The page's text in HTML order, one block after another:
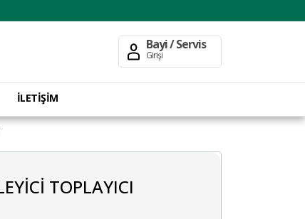
Bayi / Servis
Girişi
İLETİŞİM
TOPLAYICI